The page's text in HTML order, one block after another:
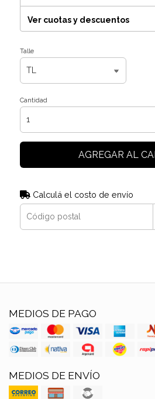
Ver cuotas y descuentos
Talle
Cantidad
AGREGAR AL
Calculá el costo de envío
MEDIOS DE PAGO
MEDIOS DE ENVÍO